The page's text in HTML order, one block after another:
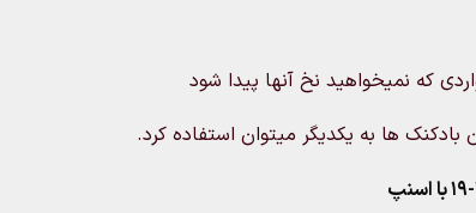
که نمیخواهید نخ آنها پیدا شود
ها به یکدیگر میتوان استفاده کرد.